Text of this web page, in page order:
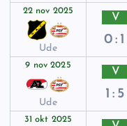
22 nov 2025
Ude
V
0:1
9 nov 2025
Ude
V
1:5
31 okt 2025